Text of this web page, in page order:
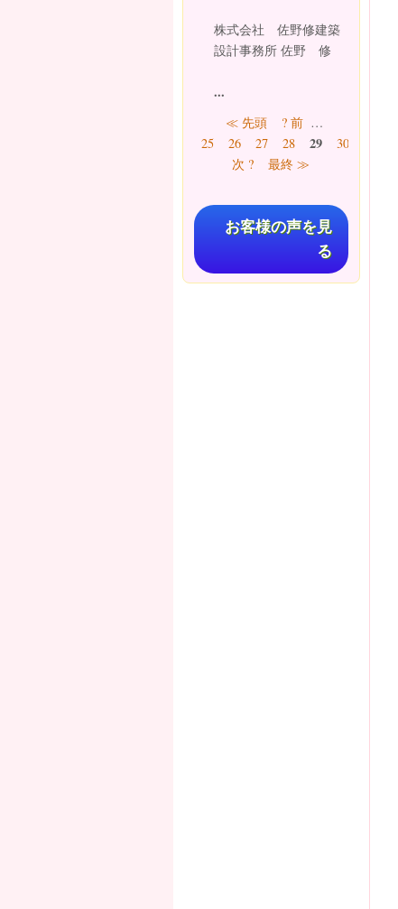
株式会社 佐野修建築
設計事務所 佐野 修
...
ページ≪ 先頭 ? 前 …
25
26 27 28 29 30
次 ?
最終 ≫
お客様の声を見
る